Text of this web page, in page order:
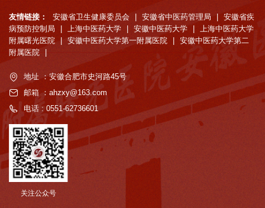
友情链接： 安徽省卫生健康委员会 安徽省中医药管理局
安徽省疾
病预防控制局
上海中医药大学 安徽中医药大学
上海中医药大学
附属曙光医院
安徽中医药大学第一附属医院
安徽中医药大学第二
附属医院
地址 ：安徽合肥市史河路45号
邮箱 ：ahzxy@163.com
电话 : 0551-62736601
关注公众号